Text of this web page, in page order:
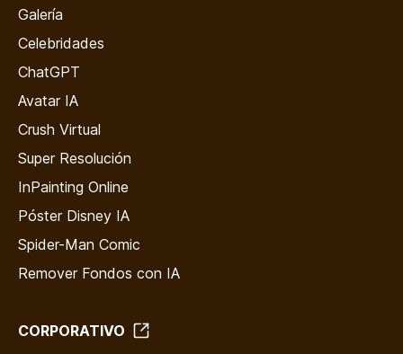
Galería
Celebridades
ChatGPT
Avatar IA
Crush Virtual
Super Resolución
InPainting Online
Póster Disney IA
Spider-Man Comic
Remover Fondos con IA
CORPORATIVO